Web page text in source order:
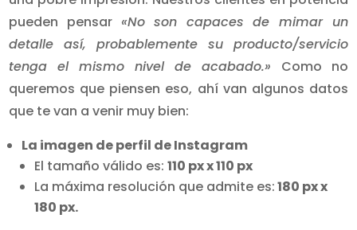
pueden pensar «No son capaces de mimar un
detalle así, probablemente su producto/servicio
tenga el mismo nivel de acabado.» Como no
queremos que piensen eso, ahí van algunos datos
que te van a venir muy bien:
La imagen de perfil de Instagram
El tamaño válido es:110 px x 110 px
La máxima resolución que admite es:180 px x
180 px.